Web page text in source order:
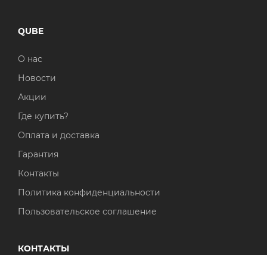
QUBE
О нас
Новости
Акции
Где купить?
Оплата и доставка
Гарантия
Контакты
Политика конфиденциальности
Пользовательское соглашение
КОНТАКТЫ